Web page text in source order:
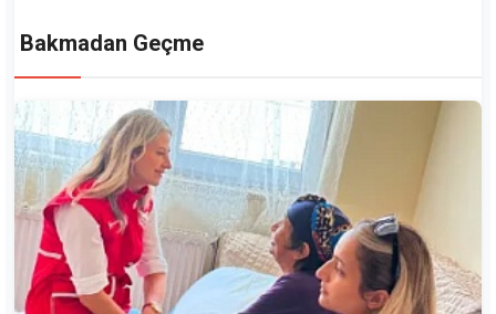
Bakmadan Geçme